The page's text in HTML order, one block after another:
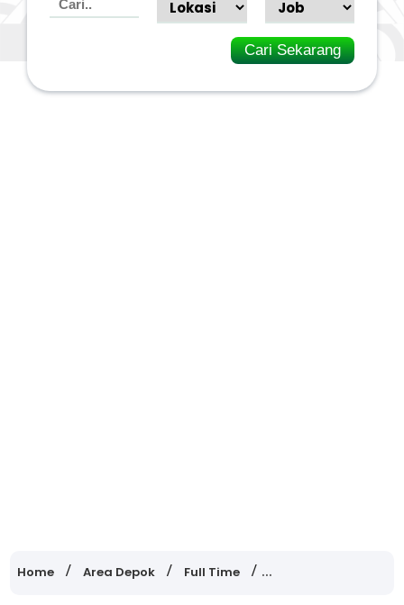
Cari Sekarang
Home Area Depok Full Time Lowongan Kerja